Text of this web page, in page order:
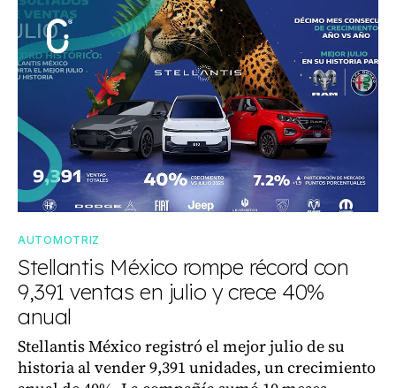
AUTOMOTRIZ
Stellantis México rompe récord con
9,391 ventas en julio y crece 40%
anual
Stellantis México registró el mejor julio de su
historia al vender 9,391 unidades, un crecimiento